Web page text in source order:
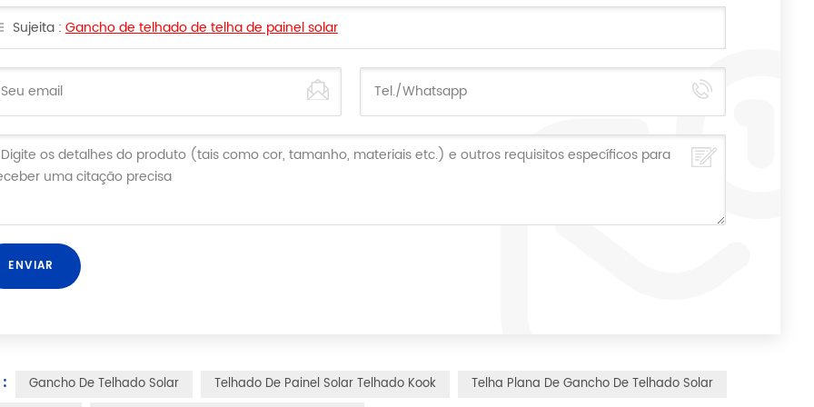
Sujeita :Gancho de telhado de telha de painel solar
Gancho De Telhado Solar Telhado De Painel Solar Telhado Kook
Telha Plana De Gancho De Telhado Solar